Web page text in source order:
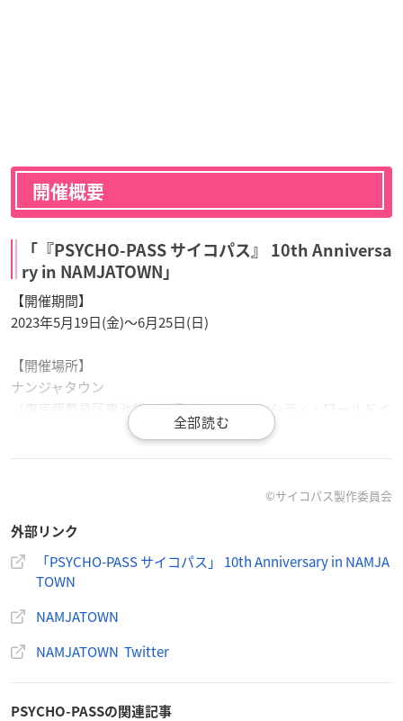
開催概要
「『PSYCHO-PASS サイコパス』 10th Anniversa
ry in NAMJATOWN」
【開催期間】
2023年5月19日(金)～6月25日(日)
【開催場所】
ナンジャタウン
（東京都豊島区東池袋３丁目 サンシャインシティ・ワールドイ
ンポートマートビル 2F）
◤コラボ開催決定◢
🚨「『PSYCHO-PASSサイコパス』 10th Anniversary in NA
MJATOWN」
コラボフードやミニゲーム、オリジナルグッズなどがお楽
しみいただけます！https://t.co/cBMvFeO1Ho
— NAMJATOWN(ナンジャタウン) (@namjatown765)
©サイコパス製作委員会
外部リンク
「PSYCHO-PASS サイコパス」 10th Anniversary in NAMJA
TOWN
NAMJATOWN
NAMJATOWN Twitter
PSYCHO-PASSの関連記事